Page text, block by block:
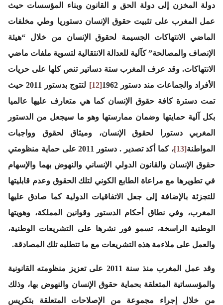
دولة المخزن إلى دولة الحق و القانون وبناء المؤسسات حيث
عمل المغرب على تثبيت حقوق الإنسان دستوريا وطي مخلفات
الماضي الانتهاكات الجسيمة لحقوق الإنسان من خلال “هيئة
الإنصاف والمصالحة” كآلية للعدالة الانتقالية لتسوية ملفات ماضي
الانتهاكات. وقد عرف المغرب ستة دساتير تنص كلها على حريات
الأفراد والجماعات مند دستور 1962
[12]
لتتوج بدستور 2011 حيث
تمت دسترة كافة حقوق الإنسان كما هي متعارف عليها عالميا
بكل آلية حمايتها وضمان ممارستها وهو ما سيجعل من الدستور
المغربي دستورا لحقوق الإنسان، وميثاق لحقوق وواجبات
المواطنة[13]
، كما أكد تصدير . دستور 2011 على حماية منظومتي
حقوق الإنسان والقانون الدولي الإنساني والنهوض بهما والإسهام
في تطويرها مع مراعاة الطابع الكوني لتلك الحقوق وعدم قابليتها
للتجزئة بالإضافة إلى جعل الاتفاقيات الدولية كما صادق عليها
المغرب، وفي نطاق أحكام الدستور وقوانين المملكة، وهويتها
الوطنية الراسخة، تسمو فور نشرها على التشريعات الوطنية،
والعمل على ملاءمة هذه التشريعات مع ما تتطلبه تلك المصادقة.
وقد عمل المغرب منذ سنة 2011 على تعزيز منظومته القانونية
والمؤسساتية المتعلقة بحماية حقوق الإنسان والنهوض بها، وذلك
من خلال إجراء مجموعة من الإصلاحات المتعلقة بتكريس